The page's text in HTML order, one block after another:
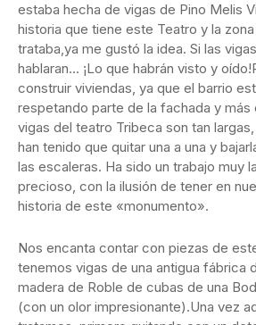
estaba hecha de vigas de Pino Melis
historia que tiene este Teatro y la
trataba,ya me gustó la idea. Si las
hablaran… ¡Lo que habrán visto y
construir viviendas, ya que el barrio
respetando parte de la fachada y más
vigas del teatro Tribeca son tan
han tenido que quitar una a una y
las escaleras. Ha sido un trabajo muy
precioso, con la ilusión de tener en
historia de este «monumento».
Nos encanta contar con piezas de
tenemos vigas de una antigua fábrica
madera de Roble de cubas de una
(con un olor impresionante).Una vez